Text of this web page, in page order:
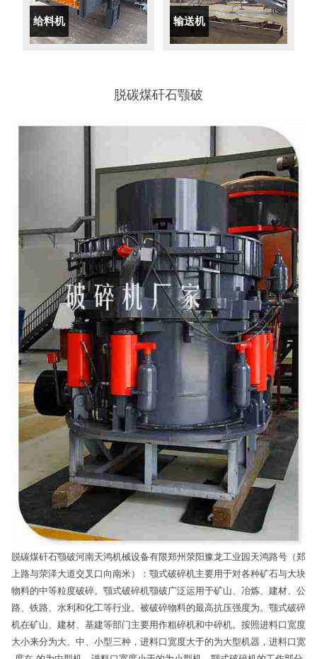
给料机 输送机
脱碳煤矸石颚破
脱碳煤矸石颚破河南天鸿机械设备有限郑州荥阳豫龙工业园天鸿路号（郑
上路与荥泽大道交叉口向南米）：颚式破碎机主要用于对各种矿石与大块
物料的中等粒度破碎。颚式破碎机颚破广泛运用于矿山、冶炼、建材、公
路、铁路、水利和化工等行业。被破碎物料的最高抗压强度为。颚式破碎
机在矿山、建材、基建等部门主要用作粗碎机和中碎机。按照进料口宽度
大小来分为大、中、小型三种，进料口宽度大于的为大型机器，进料口宽